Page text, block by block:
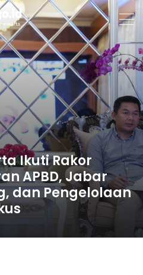
Ikuti Rakor
APBD, Jabar
dan Pengelolaan